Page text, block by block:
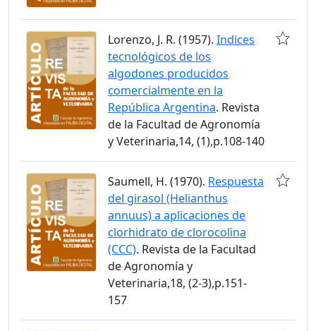
Lorenzo, J. R. (1957). Indices
tecnológicos de los
algodones producidos
comercialmente en la
República Argentina. Revista
de la Facultad de Agronomía
y Veterinaria,14, (1),p.108-140
Saumell, H. (1970). Respuesta
del girasol (Helianthus
annuus) a aplicaciones de
clorhidrato de clorocolina
(CCC). Revista de la Facultad
de Agronomía y
Veterinaria,18, (2-3),p.151-
157